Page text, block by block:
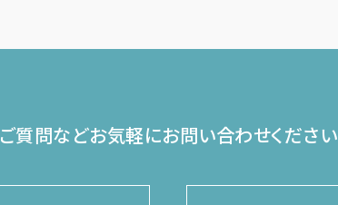
ご質問などお気軽にお問い合わせください